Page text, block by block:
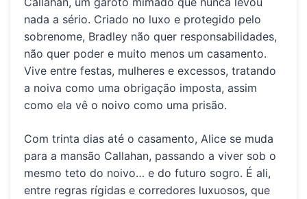
nada a sério. Criado no luxo e protegido pelo
sobrenome, Bradley não quer responsabilidades,
não quer poder e muito menos um casamento.
Vive entre festas, mulheres e excessos, tratando
a noiva como uma obrigação imposta, assim
como ela vê o noivo como uma prisão.
Com trinta dias até o casamento, Alice se muda
para a mansão Callahan, passando a viver sob o
mesmo teto do noivo… e do futuro sogro. É ali,
entre regras rígidas e corredores luxuosos, que